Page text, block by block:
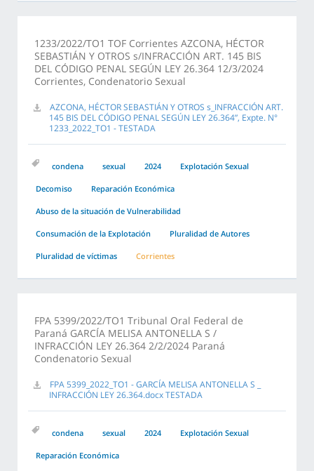
1233/2022/TO1 TOF Corrientes AZCONA, HÉCTOR
SEBASTIÁN Y OTROS s/INFRACCIÓN ART. 145 BIS
DEL CÓDIGO PENAL SEGÚN LEY 26.364 12/3/2024
Corrientes, Condenatorio Sexual
AZCONA, HÉCTOR SEBASTIÁN Y OTROS s_INFRACCIÓN ART.
145 BIS DEL CÓDIGO PENAL SEGÚN LEY 26.364”, Expte. N°
1233_2022_TO1 - TESTADA
condena sexual 2024 Explotación Sexual
Decomiso Reparación Económica
Abuso de la situación de Vulnerabilidad
Consumación de la Explotación Pluralidad de Autores
Pluralidad de víctimas Corrientes
FPA 5399/2022/TO1 Tribunal Oral Federal de
Paraná GARCÍA MELISA ANTONELLA S /
INFRACCIÓN LEY 26.364 2/2/2024 Paraná
Condenatorio Sexual
FPA 5399_2022_TO1 - GARCÍA MELISA ANTONELLA S _
INFRACCIÓN LEY 26.364.docx TESTADA
condena sexual 2024 Explotación Sexual
Reparación Económica